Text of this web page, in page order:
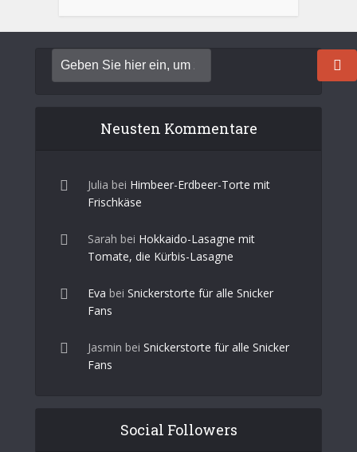
Neusten Kommentare
Julia bei Himbeer-Erdbeer-Torte mit
Frischkäse
Sarah bei Hokkaido-Lasagne mit
Tomate, die Kürbis-Lasagne
Eva bei Snickerstorte für alle Snicker
Fans
Jasmin bei Snickerstorte für alle Snicker
Fans
Social Followers